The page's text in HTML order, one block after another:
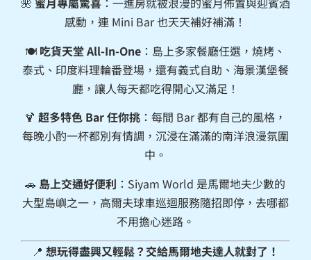
感動，連 Mini Bar 也天天補好補滿！
🍽 吃貨天堂 All-In-One ：島上多家餐廳任選，燒烤、
泰式、印度料理輪番登場，還有義式自助、海景漢堡餐
廳，讓人每天都吃得開心又滿足！
🍹超多特色 Bar 任你挑 ：每間 Bar 都有自己的風格，
每晚小酌一杯都別有情調，沉浸在滿滿的南洋浪漫氛圍
中。
🚗 島上交通好便利 ：Siyam World 是馬爾地夫少數的
大型島嶼之一，高爾夫球車巡迴服務隨招即停，去哪都
不用擔心迷路。
📍 想玩得盡興又輕鬆？交給馬爾地夫達人就對了！